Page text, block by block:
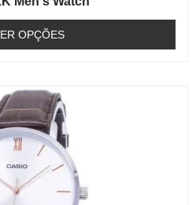
OPÇÕES